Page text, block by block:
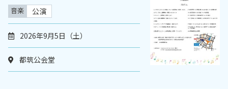
音楽 公演
2026年9月5日（土）
都筑公会堂